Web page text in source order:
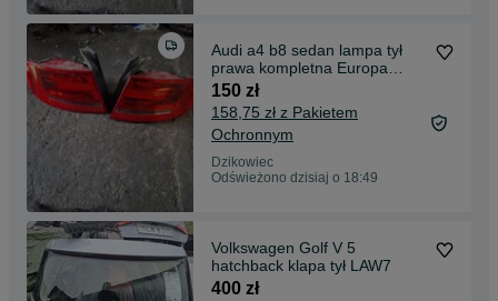
Audi a4 b8 sedan lampa tył
prawa kompletna Europa
oryginał
150 zł
158,75 zł z Pakietem
Ochronnym
Dzikowiec
Odświeżono dzisiaj o 18:49
Volkswagen Golf V 5
hatchback klapa tył LAW7
400 zł